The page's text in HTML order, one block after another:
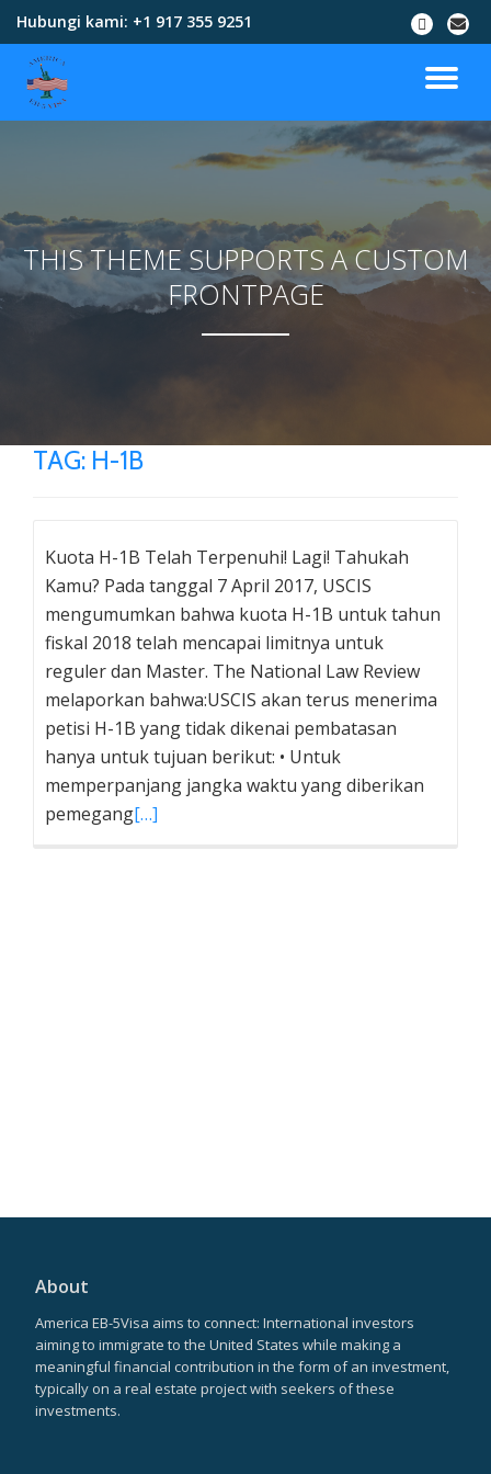
content
Hubungi kami: +1 917 355 9251
THIS THEME SUPPORTS A CUSTOM
FRONTPAGE
TAG: H-1B
Kuota H-1B Telah Terpenuhi! Lagi! Tahukah
Kamu? Pada tanggal 7 April 2017, USCIS
mengumumkan bahwa kuota H-1B untuk tahun
fiskal 2018 telah mencapai limitnya untuk
reguler dan Master. The National Law Review
melaporkan bahwa:USCIS akan terus menerima
petisi H-1B yang tidak dikenai pembatasan
hanya untuk tujuan berikut: • Untuk
memperpanjang jangka waktu yang diberikan
pemegang[…]
About
America EB-5Visa aims to connect: International investors
aiming to immigrate to the United States while making a
meaningful financial contribution in the form of an investment,
typically on a real estate project with seekers of these
investments.